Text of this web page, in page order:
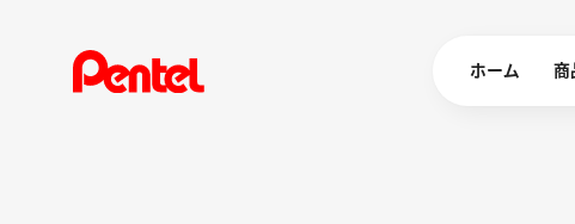
ホーム 商